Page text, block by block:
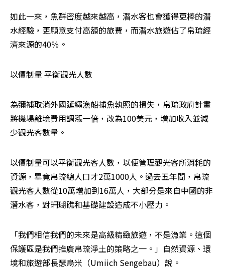
如此一來，魚群密度越來越高，潛水客也會獲得更棒的潛
水經驗，更願意支付高額的旅費，而潛水旅遊佔了帛琉經
濟來源的40％。
以價制量 平衡觀光人數
為彌補取消外國延繩漁船捕魚執照的損失，帛琉政府計畫
將機場離境費用調漲一倍，改為100美元，增加收入並減
少觀光客數量。
以價制量可以平衡觀光客人數，以便管理觀光客所消耗的
資源，畢竟帛琉總人口才2萬1000人。過去五年間，帛琉
觀光客人數從10萬增加到16萬人，大部分是來自中國的非
潛水客，對珊瑚礁和基礎建設造成不小壓力。
「我們相信我們的未來是高級精緻旅遊，不是漁業。這個
保護區是我們推廣帛琉淨土的策略之一。」自然資源、環
境和旅遊部長瑟烏米（Umiich Sengebau）說。